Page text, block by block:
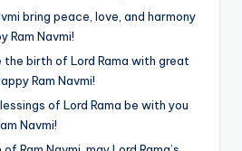
bring peace, love, and harmony
Ram Navmi!
birth of Lord Rama with great
Ram Navmi!
of Lord Rama be with you
Navmi!